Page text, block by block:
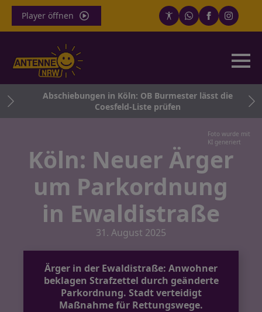
Player öffnen
Abschiebungen in Köln: OB Burmester lässt die
Coesfeld-Liste prüfen
Foto wurde mit
KI generiert
Köln: Neuer Ärger
um Parkordnung
in Ewaldistraße
31. August 2025
Ärger in der Ewaldistraße: Anwohner
beklagen Strafzettel durch geänderte
Parkordnung. Stadt verteidigt
Maßnahme für Rettungswege.